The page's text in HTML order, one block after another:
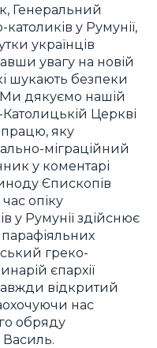
Генеральний
католиків у Румунії,
українців
увагу на новій
шукають безпеки
дякуємо нашій
Католицькій Церкві
яку
міграційний
у коментарі
Єпископів
опіку
у Румунії здійснює
греко-
єпархії
відкритий
нас
обряду
Василь.